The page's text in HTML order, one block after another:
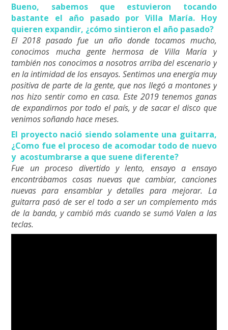
Bueno, sabemos que estuvieron tocando
bastante el año pasado por Villa María. Hoy
quieren expandir, ¿cómo sintieron el año pasado?
El 2018 pasado fue un año donde tocamos mucho,
conocimos mucha gente hermosa de Villa María y
también nos conocimos a nosotros arriba del escenario y
en la intimidad de los ensayos. Sentimos una energía muy
positiva de parte de la gente, que nos llegó a montones y
nos hizo sentir como en casa. Este 2019 tenemos ganas
de expandirnos por todo el país, y de sacar el disco que
venimos soñando hace meses.
El proyecto nació siendo solamente una guitarra,
¿Como fue el proceso de acomodar todo de nuevo
y acostumbrarse a que suene diferente?
Fue un proceso divertido y lento, ensayo a ensayo
encontrábamos cosas nuevas que cambiar, canciones
nuevas para ensamblar y detalles para mejorar. La
guitarra pasó de ser el todo a ser un complemento más
de la banda, y cambió más cuando se sumó Valen a las
teclas.